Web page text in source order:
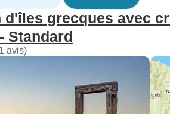
d'îles grecques avec
Standard
avis)